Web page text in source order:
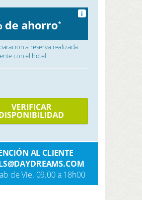
de ahorro*
i
a reserva realizada
con el hotel
VERIFICAR
AL CLIENTE
de Vie. 09.00 a 18h00